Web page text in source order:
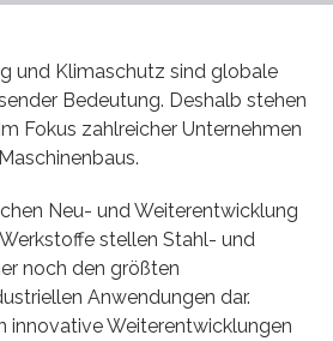
und Klimaschutz sind globale
Bedeutung. Deshalb stehen
Fokus zahlreicher Unternehmen
Neu- und Weiterentwicklung
stellen Stahl- und
noch den größten
Anwendungen dar.
innovative Weiterentwicklungen